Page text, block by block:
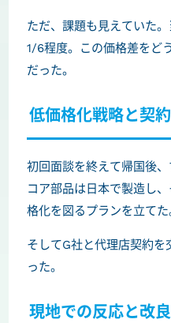
ただ、課題も見えていた
1/6程度。この価格差をど
だった。
低価格化戦略と契
初回面談を終えて帰国後、
コア部品は日本で製造し
格化を図るプランを立てた
そしてG社と代理店契約を
った。
現地での反応と改良